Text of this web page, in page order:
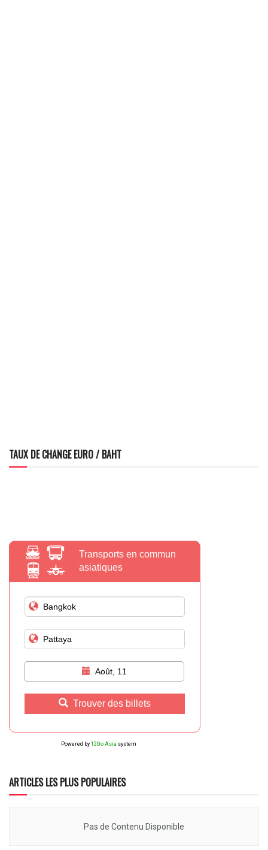
TAUX DE CHANGE EURO / BAHT
Transports en commun
asiatiques
Août, 11
Trouver des billets
Powered by 12Go Asia system
ARTICLES LES PLUS POPULAIRES
Pas de Contenu Disponible